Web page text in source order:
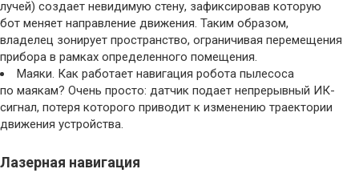
лучей) создает невидимую стену, зафиксировав которую
бот меняет направление движения. Таким образом,
владелец зонирует пространство, ограничивая перемещения
прибора в рамках определенного помещения.
Маяки. Как работает навигация робота пылесоса
по маякам? Очень просто: датчик подает непрерывный ИК-
сигнал, потеря которого приводит к изменению траектории
движения устройства.
Лазерная навигация